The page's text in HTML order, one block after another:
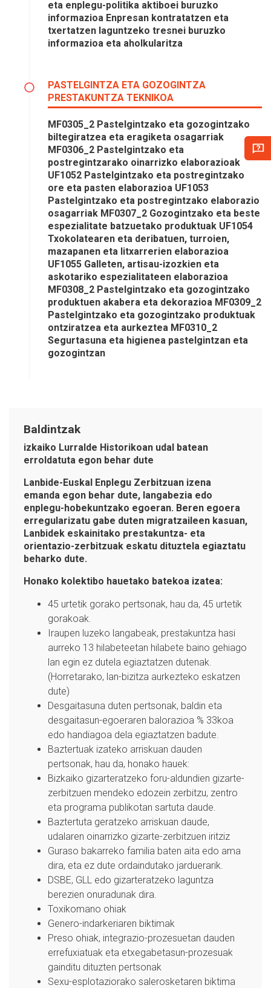
eta enplegu-politika aktiboei buruzko
informazioa Enpresan kontratatzen eta
txertatzen laguntzeko tresnei buruzko
informazioa eta aholkularitza
PASTELGINTZA ETA GOZOGINTZA
PRESTAKUNTZA TEKNIKOA
MF0305_2 Pastelgintzako eta gozogintzako
biltegiratzea eta eragiketa osagarriak
MF0306_2 Pastelgintzako eta
postregintzarako oinarrizko elaborazioak
UF1052 Pastelgintzako eta postregintzako
ore eta pasten elaborazioa UF1053
Pastelgintzako eta postregintzako elaborazio
osagarriak MF0307_2 Gozogintzako eta beste
espezialitate batzuetako produktuak UF1054
Txokolatearen eta deribatuen, turroien,
mazapanen eta litxarrerien elaborazioa
UF1055 Galleten, artisau-izozkien eta
askotariko espezialitateen elaborazioa
MF0308_2 Pastelgintzako eta gozogintzako
produktuen akabera eta dekorazioa MF0309_2
Pastelgintzako eta gozogintzako produktuak
ontziratzea eta aurkeztea MF0310_2
Segurtasuna eta higienea pastelgintzan eta
gozogintzan
Baldintzak
izkaiko Lurralde Historikoan udal batean
erroldatuta egon behar dute
Lanbide-Euskal Enplegu Zerbitzuan izena
emanda egon behar dute, langabezia edo
enplegu-hobekuntzako egoeran. Beren egoera
erregularizatu gabe duten migratzaileen kasuan,
Lanbidek eskainitako prestakuntza- eta
orientazio-zerbitzuak eskatu dituztela egiaztatu
beharko dute.
Honako kolektibo hauetako batekoa izatea:
45 urtetik gorako pertsonak, hau da, 45 urtetik
gorakoak.
Iraupen luzeko langabeak, prestakuntza hasi
aurreko 13 hilabeteetan hilabete baino gehiago
lan egin ez dutela egiaztatzen dutenak.
(Horretarako, lan-bizitza aurkezteko eskatzen
dute)
Desgaitasuna duten pertsonak, baldin eta
desgaitasun-egoeraren balorazioa % 33koa
edo handiagoa dela egiaztatzen badute.
Baztertuak izateko arriskuan dauden
pertsonak, hau da, honako hauek:
Bizkaiko gizarteratzeko foru-aldundien gizarte-
zerbitzuen mendeko edozein zerbitzu, zentro
eta programa publikotan sartuta daude.
Baztertuta geratzeko arriskuan daude,
udalaren oinarrizko gizarte-zerbitzuen iritziz
Guraso bakarreko familia baten aita edo ama
dira, eta ez dute ordaindutako jarduerarik.
DSBE, GLL edo gizarteratzeko laguntza
berezien onuradunak dira.
Toxikomano ohiak
Genero-indarkeriaren biktimak
Preso ohiak, integrazio-prozesuetan dauden
errefuxiatuak eta etxegabetasun-prozesuak
gainditu dituzten pertsonak
Sexu-esplotaziorako salerosketaren biktima